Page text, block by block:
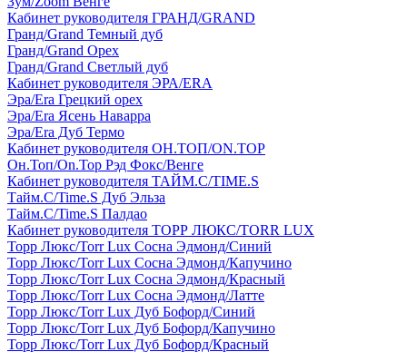
Кабинет руководителя ГРАНД/GRAND
Гранд/Grand Темный дуб
Гранд/Grand Орех
Гранд/Grand Светлый дуб
Кабинет руководителя ЭРА/ERA
Эра/Era Грецкий орех
Эра/Era Ясень Наварра
Эра/Era Дуб Термо
Кабинет руководителя ОН.ТОП/ON.TOP
Он.Топ/On.Top Рэд Фокс/Венге
Кабинет руководителя ТАЙМ.С/TIME.S
Тайм.С/Time.S Дуб Эльза
Тайм.С/Time.S Палдао
Кабинет руководителя ТОРР ЛЮКС/TORR LUX
Торр Люкс/Torr Lux Сосна Эдмонд/Синий
Торр Люкс/Torr Lux Сосна Эдмонд/Капучино
Торр Люкс/Torr Lux Сосна Эдмонд/Красный
Торр Люкс/Torr Lux Сосна Эдмонд/Латте
Торр Люкс/Torr Lux Дуб Бофорд/Синий
Торр Люкс/Torr Lux Дуб Бофорд/Капучино
Торр Люкс/Torr Lux Дуб Бофорд/Красный